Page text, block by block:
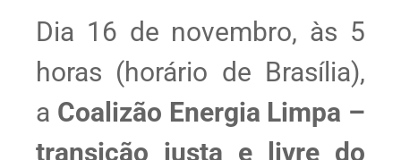
Dia 16 de novembro, às 5
horas (horário de Brasília),
a Coalizão Energia Limpa –
transição justa e livre do